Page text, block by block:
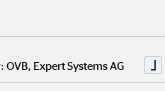
Expert Systems AG